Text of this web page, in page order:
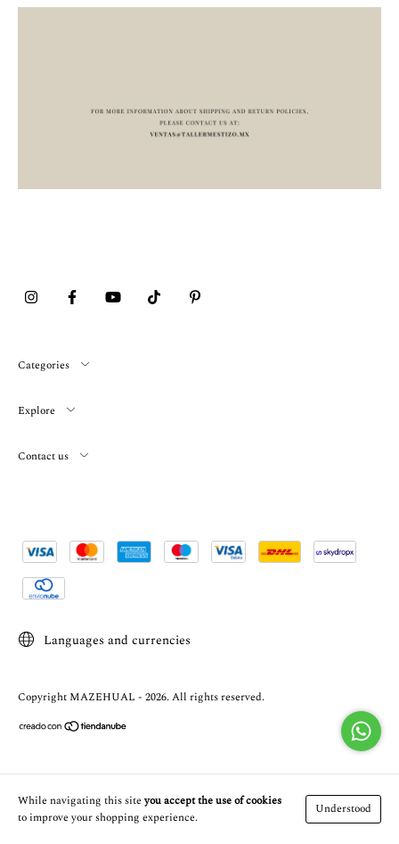
While navigating this siteyou accept the use of cookies
to improve your shopping experience.
Understood
Categories
Explore
Contact us
Languages and currencies
Copyright MAZEHUAL - 2026. All rights reserved.